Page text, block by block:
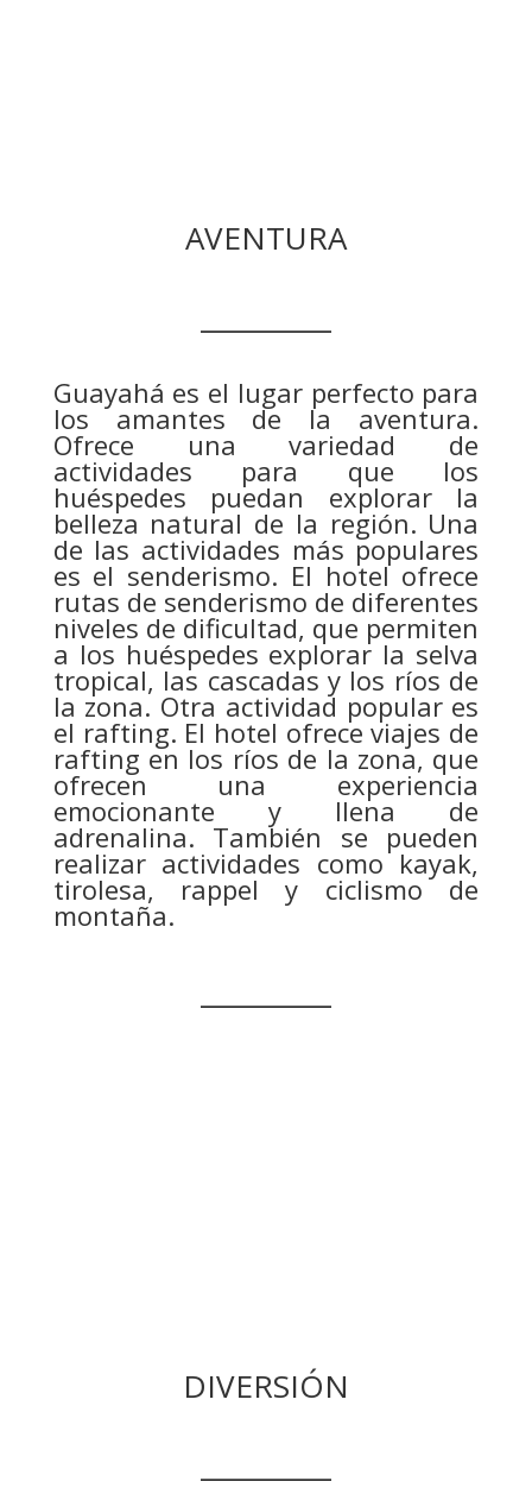
AVENTURA
Guayahá es el lugar perfecto para
los amantes de la aventura.
Ofrece una variedad de
actividades para que los
huéspedes puedan explorar la
belleza natural de la región. Una
de las actividades más populares
es el senderismo. El hotel ofrece
rutas de senderismo de diferentes
niveles de dificultad, que permiten
a los huéspedes explorar la selva
tropical, las cascadas y los ríos de
la zona. Otra actividad popular es
el rafting. El hotel ofrece viajes de
rafting en los ríos de la zona, que
ofrecen una experiencia
emocionante y llena de
adrenalina. También se pueden
realizar actividades como kayak,
tirolesa, rappel y ciclismo de
montaña.
DIVERSIÓN